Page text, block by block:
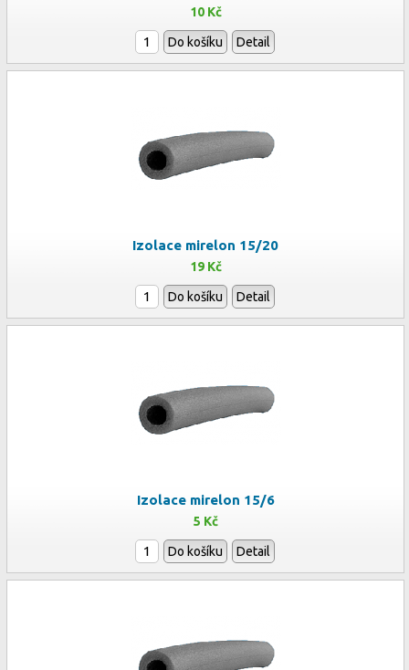
10 Kč
Do košíku Detail
Izolace mirelon 15/20
19 Kč
Do košíku Detail
Izolace mirelon 15/6
5 Kč
Do košíku Detail